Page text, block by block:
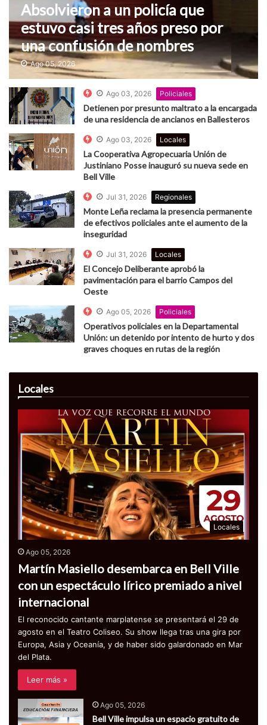
Absolvieron a un policía que
estuvo casi tres años preso por
una confusión de nombres
Ago 05, 2026
Ago 03, 2026 Policiales
Detienen por presunto maltrato a la encargada
de una residencia de ancianos en Ballesteros
Ago 03, 2026 Locales
La Cooperativa Agropecuaria Unión de
Justiniano Posse inauguró su nueva sede en
Bell Ville
Jul 31, 2026 Regionales
Monte Leña reclama la presencia permanente
de efectivos policiales ante el aumento de la
inseguridad
Jul 31, 2026 Locales
El Concejo Deliberante aprobó la
pavimentación para el barrio Campos del
Oeste
Ago 05, 2026 Policiales
Operativos policiales en la Departamental
Unión: un detenido por intento de hurto y dos
graves choques en rutas de la región
Locales
Locales
Ago 05, 2026
Martín Masiello desembarca en Bell Ville
con un espectáculo lírico premiado a nivel
internacional
El reconocido cantante marplatense se presentará el 29 de
agosto en el Teatro Coliseo. Su show llega tras una gira por
Europa, Asia y Oceanía, y de haber sido galardonado en Mar
del Plata.
Leer más »
Ago 05, 2026
Bell Ville impulsa un espacio gratuito de